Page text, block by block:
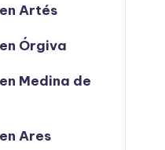
Artés
Órgiva
Medina de
Ares